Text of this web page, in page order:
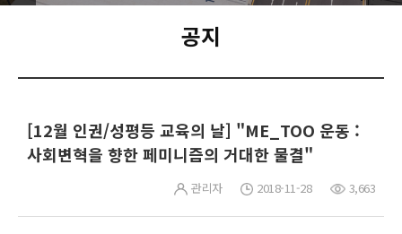
공지
[12월 인권/성평등 교육의 날] "ME_TOO 운동 :
사회변혁을 향한 페미니즘의 거대한 물결"
관리자 2018-11-28 3,663